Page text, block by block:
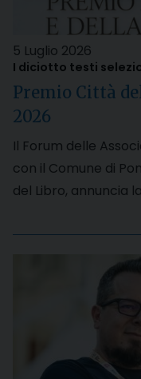
5 Luglio 2026
I diciotto testi
Premio Città
2026
Il Forum delle
con il Comune di
del Libro, annuncia